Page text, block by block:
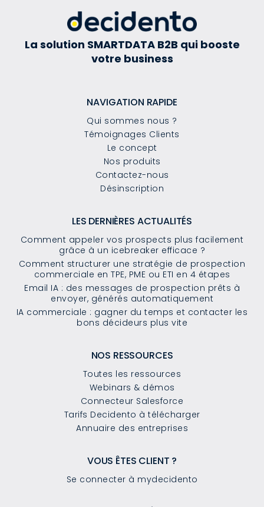
La solution SMARTDATA B2B qui booste
votre business
NAVIGATION RAPIDE
Qui sommes nous ?
Témoignages Clients
Le concept
Nos produits
Contactez-nous
Désinscription
LES DERNIÈRES ACTUALITÉS
Comment appeler vos prospects plus facilement
grâce à un icebreaker efficace ?
Comment structurer une stratégie de prospection
commerciale en TPE, PME ou ETI en 4 étapes
Email IA : des messages de prospection prêts à
envoyer, générés automatiquement
IA commerciale : gagner du temps et contacter les
bons décideurs plus vite
NOS RESSOURCES
Toutes les ressources
Webinars & démos
Connecteur Salesforce
Tarifs Decidento à télécharger
Annuaire des entreprises
VOUS ÊTES CLIENT ?
Se connecter à mydecidento